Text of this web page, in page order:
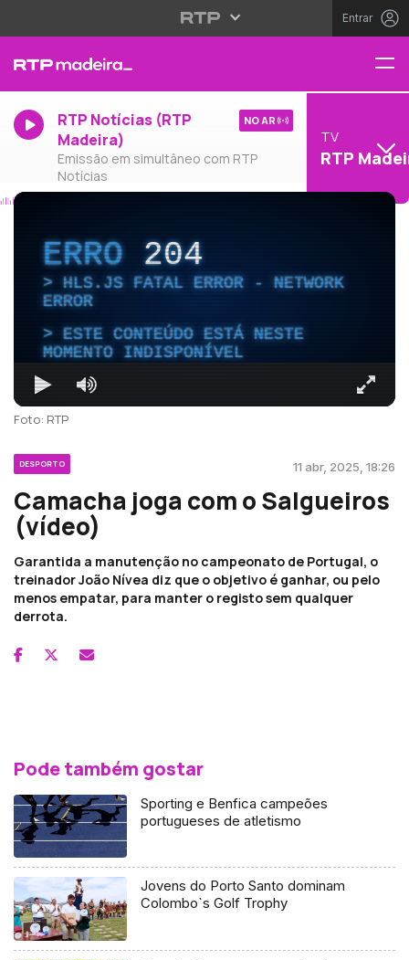
Entrar
RTP Notícias (RTP
Madeira)
Emissão em simultâneo com RTP
Notícias
NO AR
TV
RTP
ERRO204
HLS.JS FATAL ERROR - NETWORK
ERROR
ESTE CONTEÚDO ESTÁ NESTE
MOMENTO INDISPONÍVEL
Foto: RTP
DESPORTO 11 abr, 2025, 18:26
Camacha joga com o Salgueiros
(vídeo)
Garantida a manutenção no campeonato de Portugal, o
treinador João Nívea diz que o objetivo é ganhar, ou pelo
menos empatar, para manter o registo sem qualquer
derrota.
Pode também gostar
Sporting e Benfica campeões
portugueses de atletismo
Jovens do Porto Santo dominam
Colombo`s Golf Trophy